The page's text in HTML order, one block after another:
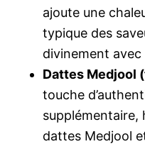
ajoute une
typique des
divinement
Dattes Medjool
touche
supplémentaire,
dattes Medjool